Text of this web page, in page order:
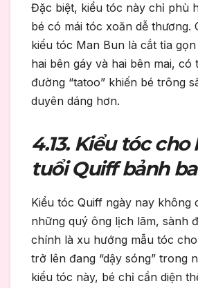
Đặc biệt, kiểu tóc này chỉ phù
bé có mái tóc xoăn dễ thương.
kiểu tóc Man Bun là cắt tỉa
hai bên gáy và hai bên mai, có
đường “tatoo” khiến bé trông
duyên dáng hơn.
4.13. Kiểu tóc cho
tuổi Quiff bảnh
Kiểu tóc Quiff ngày nay không
những quý ông lịch lãm, sành
chính là xu hướng mẫu tóc
trở lên đang “dậy sóng” trong
kiểu tóc này, bé chỉ cần diện